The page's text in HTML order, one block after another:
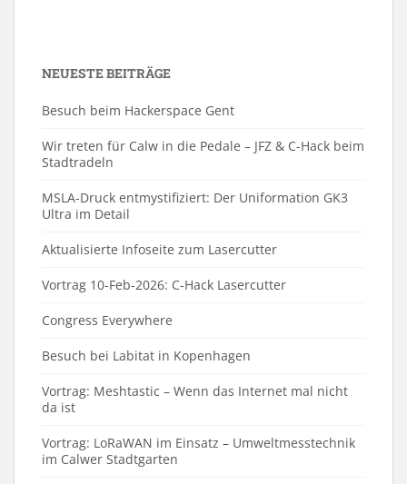
NEUESTE BEITRÄGE
Besuch beim Hackerspace Gent
Wir treten für Calw in die Pedale – JFZ & C-Hack beim
Stadtradeln
MSLA-Druck entmystifiziert: Der Uniformation GK3
Ultra im Detail
Aktualisierte Infoseite zum Lasercutter
Vortrag 10-Feb-2026: C-Hack Lasercutter
Congress Everywhere
Besuch bei Labitat in Kopenhagen
Vortrag: Meshtastic – Wenn das Internet mal nicht
da ist
Vortrag: LoRaWAN im Einsatz – Umweltmesstechnik
im Calwer Stadtgarten